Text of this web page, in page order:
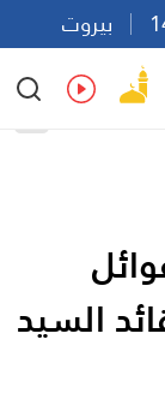
بيروت
Ar
السيد